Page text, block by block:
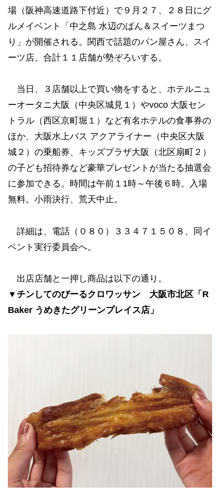
場（阪神高速道路下付近）で９月２７、２８日にグ
ルメイベント「中之島 水辺のぱん＆スイーツまつ
り」が開催される。関西で話題のパン屋さん、スイ
ーツ店、合計１１店舗が勢ぞろいする。
当日、３店舗以上で買い物をすると、ホテルニュ
ーオータニ大阪（中央区城見１）やvoco 大阪セン
トラル（西区京町堀１）など有名ホテルの食事券の
ほか、大阪水上バス アクアライナー（中央区大阪
城２）の乗船券、キッズプラザ大阪（北区扇町２）
の子ども招待券など豪華プレゼントが当たる抽選会
に参加できる。時間は午前１1時～午後６時。入場
無料。小雨決行、荒天中止。
詳細は、電話（０８０）３３４７１５０８、同イ
ベント実行委員会へ。
出店店舗と一押し商品は以下の通り。
▼チンしてのびーるクロワッサン 大阪市北区「R
Baker うめきたグリーンプレイス店」